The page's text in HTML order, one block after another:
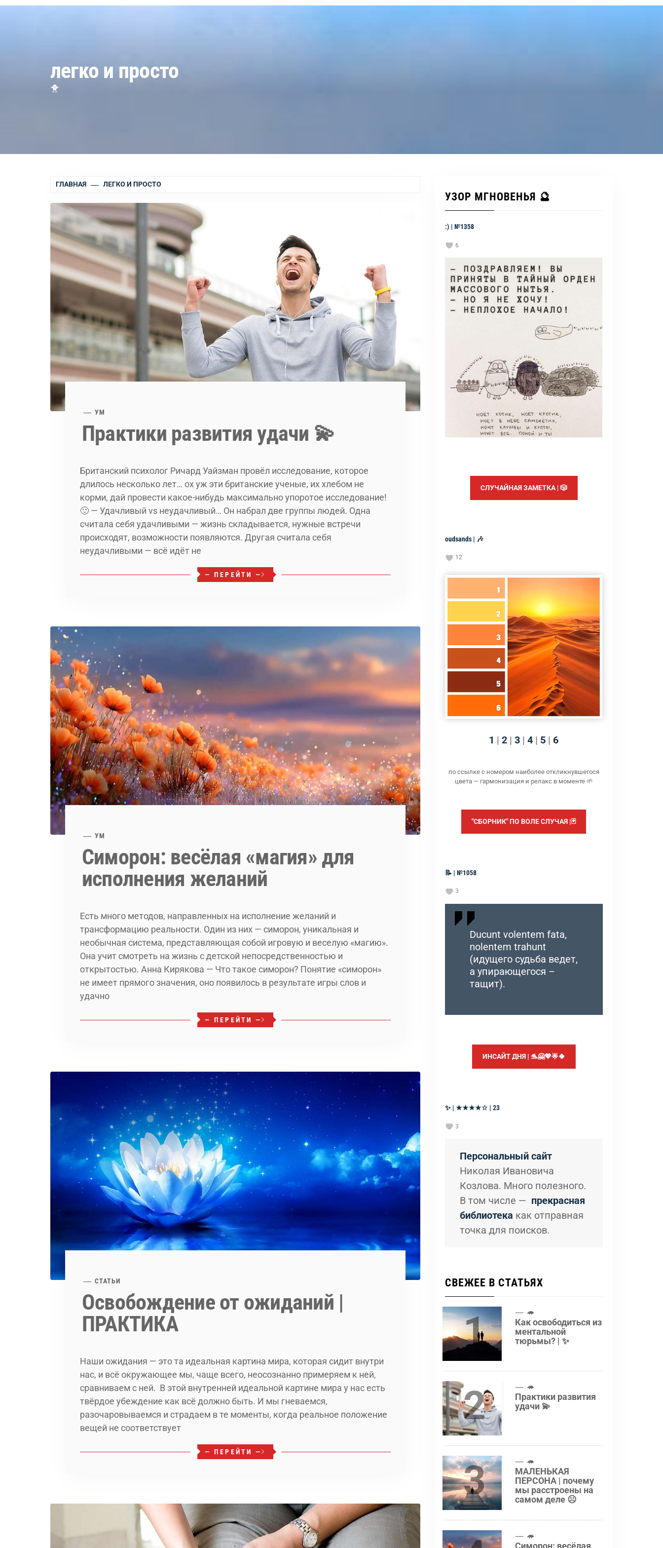
легко и просто
🐥
ГЛАВНАЯ ЛЕГКО И ПРОСТО
УМ
Практики развития удачи 💫
Британский психолог Ричард Уайзман провёл исследование, которое
длилось несколько лет… ох уж эти британские ученые, их хлебом не
корми, дай провести какое-нибудь максимально упоротое исследование!
🙂 — Удачливый vs неудачливый… Он набрал две группы людей. Одна
считала себя удачливыми — жизнь складывается, нужные встречи
происходят, возможности появляются. Другая считала себя
неудачливыми — всё идёт не
— ПЕРЕЙТИ —
УМ
Симорон: весёлая «магия» для
исполнения желаний
Есть много методов, направленных на исполнение желаний и
трансформацию реальности. Один из них — симорон, уникальная и
необычная система, представляющая собой игровую и веселую «магию».
Она учит смотреть на жизнь с детской непосредственностью и
открытостью. Анна Кирякова — Что такое симорон? Понятие «симорон»
не имеет прямого значения, оно появилось в результате игры слов и
удачно
— ПЕРЕЙТИ —
СТАТЬИ
Освобождение от ожиданий |
ПРАКТИКА
Наши ожидания — это та идеальная картина мира, которая сидит внутри
нас, и всё окружающее мы, чаще всего, неосознанно примеряем к ней,
сравниваем с ней. В этой внутренней идеальной картине мира у нас есть
твёрдое убеждение как всё должно быть. И мы гневаемся,
разочаровываемся и страдаем в те моменты, когда реальное положение
вещей не соответствует
— ПЕРЕЙТИ —
УЗОР МГНОВЕНЬЯ 🔮
:) | №1358
6
СЛУЧАЙНАЯ ЗАМЕТКА | 🎲
oudsands | 🎶
12
1 |2 |3 |4 | 5 | 6
по ссылке с номером наиболее откликнувшегося
цвета — гармонизация и релакс в моменте 🌱
"СБОРНИК" ПО ВОЛЕ СЛУЧАЯ |🃏
📝 | №1058
3
Ducunt volentem fata,
nolentem trahunt
(идущего судьба ведет,
а упирающегося –
тащит).
ИНСАЙТ ДНЯ | 🐬🤗💖🌟🍀
✨ | ★★★★☆ | 23
3
Персональный сайт
Николая Ивановича
Козлова. Много полезного.
В том числе — прекрасная
библиотека как отправная
точка для поисков.
СВЕЖЕЕ В СТАТЬЯХ
1 🦔
Как освободиться из
ментальной
тюрьмы? | ✨
2 🦔
Практики развития
удачи 💫
3 🦔
МАЛЕНЬКАЯ
ПЕРСОНА | почему
мы расстроены на
самом деле ☹️
🦔
Симорон: весёлая